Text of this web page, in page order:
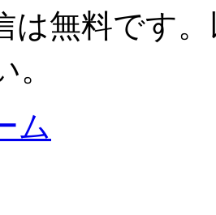
は無料です
ム